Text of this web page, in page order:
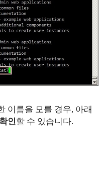
이름을 모를 경우, 아래
확인할 수 있습니다.